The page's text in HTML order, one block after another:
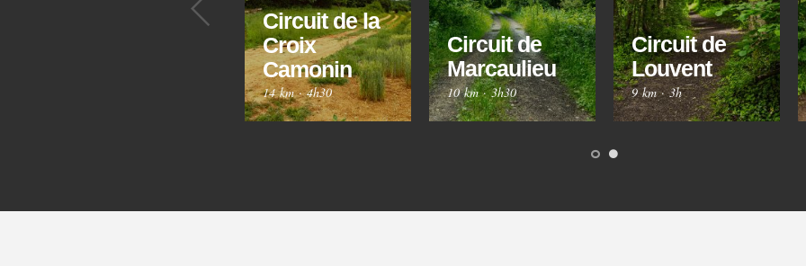
Précédent
Circuit de la
Croix
Camonin
14 km·4h30
Circuit de
Marcaulieu
10 km·3h30
Circuit de
Louvent
9 km·3h